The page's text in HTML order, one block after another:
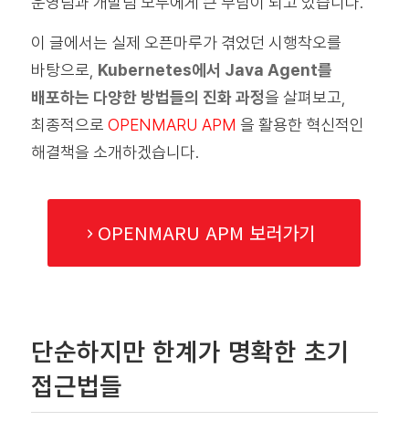
이 글에서는 실제 오픈마루가 겪었던 시행착오를
바탕으로, Kubernetes에서 Java Agent를
배포하는 다양한 방법들의 진화 과정을 살펴보고,
최종적으로 OPENMARU APM 을 활용한 혁신적인
해결책을 소개하겠습니다.
OPENMARU APM 보러가기
단순하지만 한계가 명확한 초기
접근법들